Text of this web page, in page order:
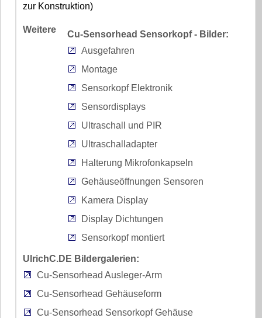
zur Konstruktion)
Cu-Sensorhead Sensorkopf - Bilder:
Ausgefahren
Montage
Sensorkopf Elektronik
Sensordisplays
Ultraschall und PIR
Ultraschalladapter
Halterung Mikrofonkapseln
Gehäuseöffnungen Sensoren
Kamera Display
Display Dichtungen
Sensorkopf montiert
Weitere
UlrichC.DE Bildergalerien:
Cu-Sensorhead Ausleger-Arm
Cu-Sensorhead Gehäuseform
Cu-Sensorhead Sensorkopf Gehäuse